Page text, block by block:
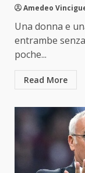
Amedeo
Una donna e
entrambe
poche...
Read More